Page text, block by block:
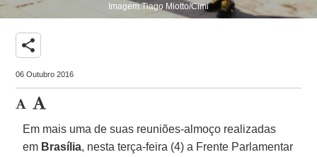
Imagem:Tiago Miotto/Cimi
share
06 Outubro 2016
Em mais uma de suas reuniões-almoço realizadas
em Brasília, nesta terça-feira (4) a Frente Parlamentar